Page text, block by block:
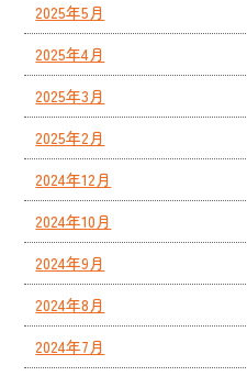
2025年5月
2025年4月
2025年3月
2025年2月
2024年12月
2024年10月
2024年9月
2024年8月
2024年7月